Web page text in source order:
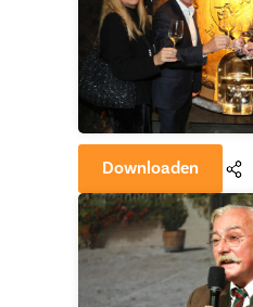
Downloaden